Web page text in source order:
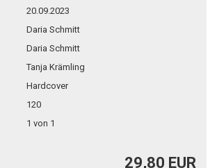
20.09.2023
Daria Schmitt
Daria Schmitt
Tanja Krämling
Hardcover
120
1 von 1
29,80 EUR